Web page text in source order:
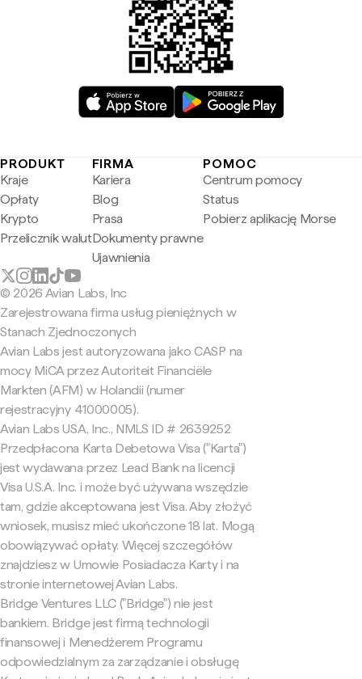
PRODUKT
Kraje
Opłaty
Krypto
Przelicznik walut
FIRMA
Kariera
Blog
Prasa
Dokumenty prawne
Ujawnienia
POMOC
Centrum pomocy
Status
Pobierz aplikację Morse
© 2026 Avian Labs, Inc
Zarejestrowana firma usług pieniężnych w
Stanach Zjednoczonych
Avian Labs jest autoryzowana jako CASP na
mocy MiCA przez Autoriteit Financiële
Markten (AFM) w Holandii (numer
rejestracyjny 41000005).
Avian Labs USA, Inc., NMLS ID # 2639252
Przedpłacona Karta Debetowa Visa ("Karta")
jest wydawana przez Lead Bank na licencji
Visa U.S.A. Inc. i może być używana wszędzie
tam, gdzie akceptowana jest Visa. Aby złożyć
wniosek, musisz mieć ukończone 18 lat. Mogą
obowiązywać opłaty. Więcej szczegółów
znajdziesz w Umowie Posiadacza Karty i na
stronie internetowej Avian Labs.
Bridge Ventures LLC ("Bridge") nie jest
bankiem. Bridge jest firmą technologii
finansowej i Menedżerem Programu
odpowiedzialnym za zarządzanie i obsługę